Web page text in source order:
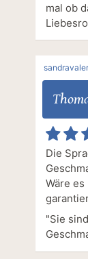
mal ob
Die
Wäre
"Sie